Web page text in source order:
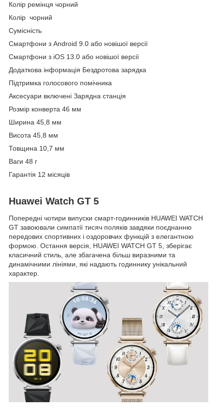
Колір ремінця чорний
Колір чорний
Сумісність
Смартфони з Android 9.0 або новішої версії
Смартфони з iOS 13.0 або новішої версії
Додаткова інформація Бездротова зарядка
Підтримка голосового помічника
Аксесуари включені Зарядна станція
Розмір конверта 46 мм
Ширина 45,8 мм
Висота 45,8 мм
Товщина 10,7 мм
Ваги 48 г
Гарантія 12 місяців
Huawei Watch GT 5
Попередні чотири випуски смарт-годинників HUAWEI WATCH
GT завоювали симпатії тисяч поляків завдяки поєднанню
передових спортивних і оздоровчих функцій з елегантною
формою. Остання версія, HUAWEI WATCH GT 5, зберігає
класичний стиль, але збагачена більш виразними та
динамічними лініями, які надають годиннику унікальний
характер.